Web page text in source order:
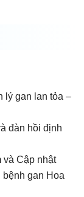
lý gan lan tỏa –
đàn hồi định
và Cập nhật
gan Hoa